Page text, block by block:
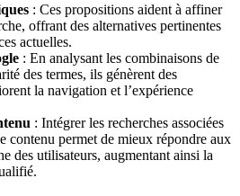
: Ces propositions aident à affiner
offrant des alternatives pertinentes
actuelles.
: En analysant les combinaisons de
des termes, ils génèrent des
la navigation et l’expérience
: Intégrer les recherches associées
contenu permet de mieux répondre aux
des utilisateurs, augmentant ainsi la